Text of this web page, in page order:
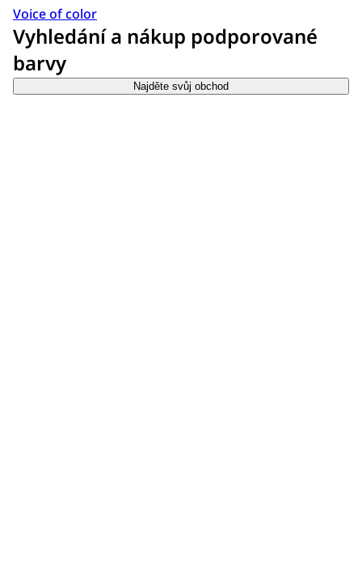
Voice of color
Vyhledání a nákup podporované
barvy
Najděte svůj obchod